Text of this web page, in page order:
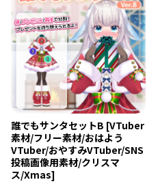
誰でもサンタセットB [VTuber
素材/フリー素材/おはよう
VTuber/おやすみVTuber/SNS
投稿画像用素材/クリスマ
ス/Xmas]